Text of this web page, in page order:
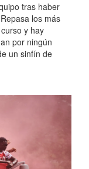
tras haber
los más
y hay
por ningún
un sinfín de